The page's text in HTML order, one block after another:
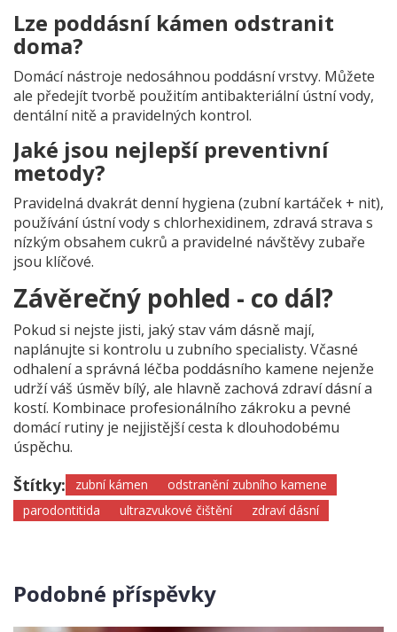
Lze poddásní kámen odstranit
doma?
Domácí nástroje nedosáhnou poddásní vrstvy. Můžete
ale předejít tvorbě použitím antibakteriální ústní vody,
dentální nitě a pravidelných kontrol.
Jaké jsou nejlepší preventivní
metody?
Pravidelná dvakrát denní hygiena (zubní kartáček + nit),
používání ústní vody s chlorhexidinem, zdravá strava s
nízkým obsahem cukrů a pravidelné návštěvy zubaře
jsou klíčové.
Závěrečný pohled - co dál?
Pokud si nejste jisti, jaký stav vám dásně mají,
naplánujte si kontrolu u zubního specialisty. Včasné
odhalení a správná léčba poddásního kamene nejenže
udrží váš úsměv bílý, ale hlavně zachová zdraví dásní a
kostí. Kombinace profesionálního zákroku a pevné
domácí rutiny je nejjistější cesta k dlouhodobému
úspěchu.
Štítky: zubní kámen
odstranění zubního kamene
parodontitida
ultrazvukové čištění zdraví dásní
Podobné příspěvky